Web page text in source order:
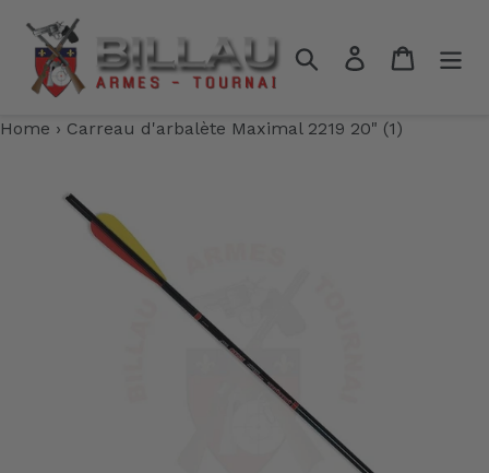
contenu
RechercherSe connecter
Panier
Home › Carreau d'arbalète Maximal 2219 20" (1)